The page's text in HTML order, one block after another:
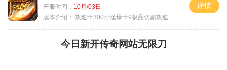
开服时间： 10月/03日
版本介绍： 攻速十300小怪爆十9极品切割攻速
详情
今日新开传奇网站无限刀